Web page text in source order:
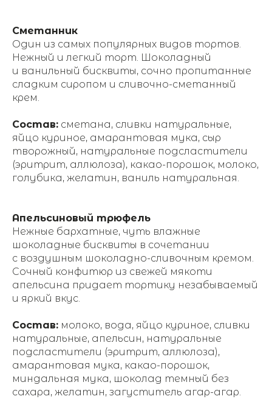
Сметанник
Один из самых популярных видов тортов.
Нежный и легкий торт. Шоколадный
и ванильный бисквиты, сочно пропитанные
сладким сиропом и сливочно-сметанный
крем.
Состав: сметана, сливки натуральные,
яйцо куриное, амарантовая мука, сыр
творожный, натуральные подсластители
(эритрит, аллюлоза), какао-порошок, молоко,
голубика, желатин, ваниль натуральная.
Апельсиновый трюфель
Нежные бархатные, чуть влажные
шоколадные бисквиты в сочетании
с воздушным шоколадно-сливочным кремом.
Сочный конфитюр из свежей мякоти
апельсина придает тортику незабываемый
и яркий вкус.
Состав: молоко, вода, яйцо куриное, сливки
натуральные, апельсин, натуральные
подсластители (эритрит, аллюлоза),
амарантовая мука, какао-порошок,
миндальная мука, шоколад темный без
сахара, желатин, загуститель агар-агар.